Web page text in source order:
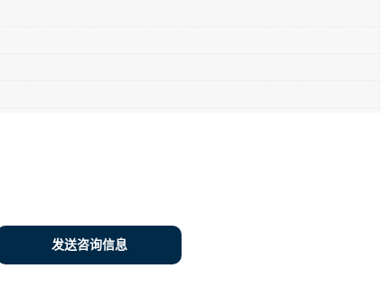
发送咨询信息